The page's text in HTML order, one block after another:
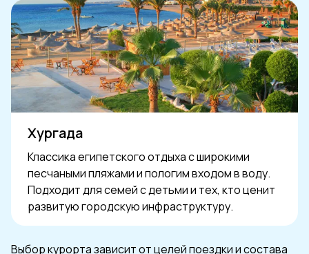
Хургада
Классика египетского отдыха с широкими
песчаными пляжами и пологим входом в воду.
Подходит для семей с детьми и тех, кто ценит
развитую городскую инфраструктуру.
Выбор курорта зависит от целей поездки и состава